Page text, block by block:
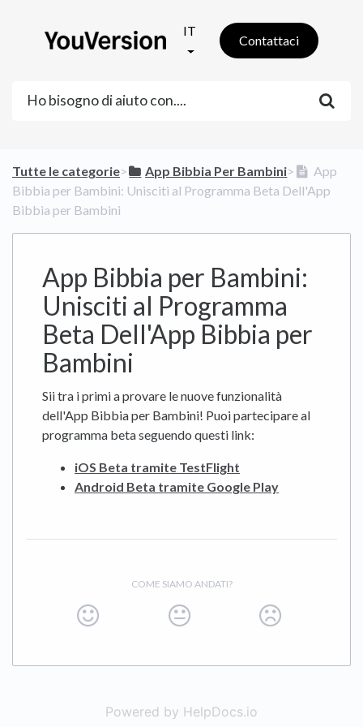
IT
Contattaci
Tutte le categorie​>​ ​App Bibbia Per Bambini​>​
App
Bibbia per Bambini: Unisciti al Programma Beta Dell'App
Bibbia per Bambini
App Bibbia per Bambini:
Unisciti al Programma
Beta Dell'App Bibbia per
Bambini
Sii tra i primi a provare le nuove funzionalità
dell'App Bibbia per Bambini! Puoi partecipare al
programma beta seguendo questi link:
iOS Beta tramite TestFlight
Android Beta tramite Google Play
COME SIAMO ANDATI?
Powered by HelpDocs.io